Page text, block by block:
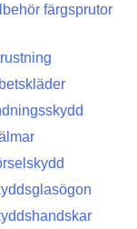
färgsprutor